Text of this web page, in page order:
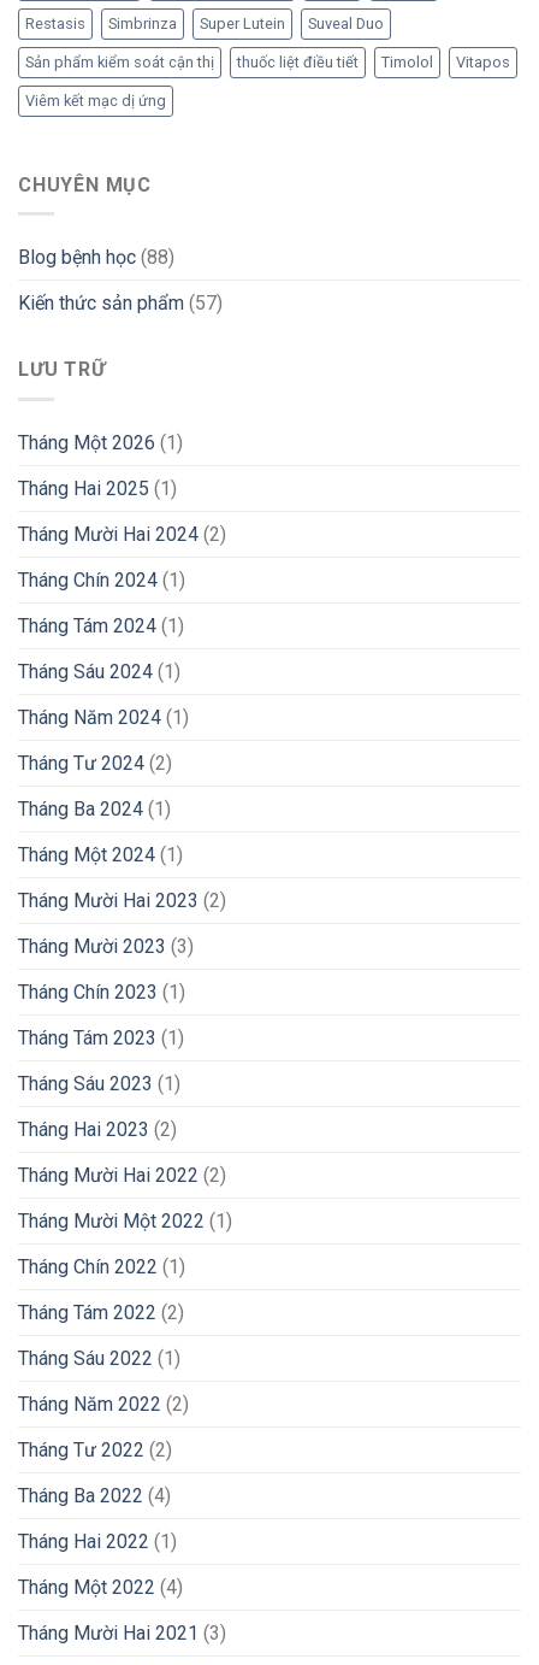
Restasis Simbrinza Super Lutein Suveal Duo
Sản phẩm kiểm soát cận thị thuốc liệt điều tiết Timolol Vitapos
Viêm kết mạc dị ứng
CHUYÊN MỤC
Blog bệnh học (88)
Kiến thức sản phẩm (57)
LƯU TRỮ
Tháng Một 2026 (1)
Tháng Hai 2025 (1)
Tháng Mười Hai 2024 (2)
Tháng Chín 2024 (1)
Tháng Tám 2024 (1)
Tháng Sáu 2024 (1)
Tháng Năm 2024 (1)
Tháng Tư 2024 (2)
Tháng Ba 2024 (1)
Tháng Một 2024 (1)
Tháng Mười Hai 2023 (2)
Tháng Mười 2023 (3)
Tháng Chín 2023 (1)
Tháng Tám 2023 (1)
Tháng Sáu 2023 (1)
Tháng Hai 2023 (2)
Tháng Mười Hai 2022 (2)
Tháng Mười Một 2022 (1)
Tháng Chín 2022 (1)
Tháng Tám 2022 (2)
Tháng Sáu 2022 (1)
Tháng Năm 2022 (2)
Tháng Tư 2022 (2)
Tháng Ba 2022 (4)
Tháng Hai 2022 (1)
Tháng Một 2022 (4)
Tháng Mười Hai 2021 (3)